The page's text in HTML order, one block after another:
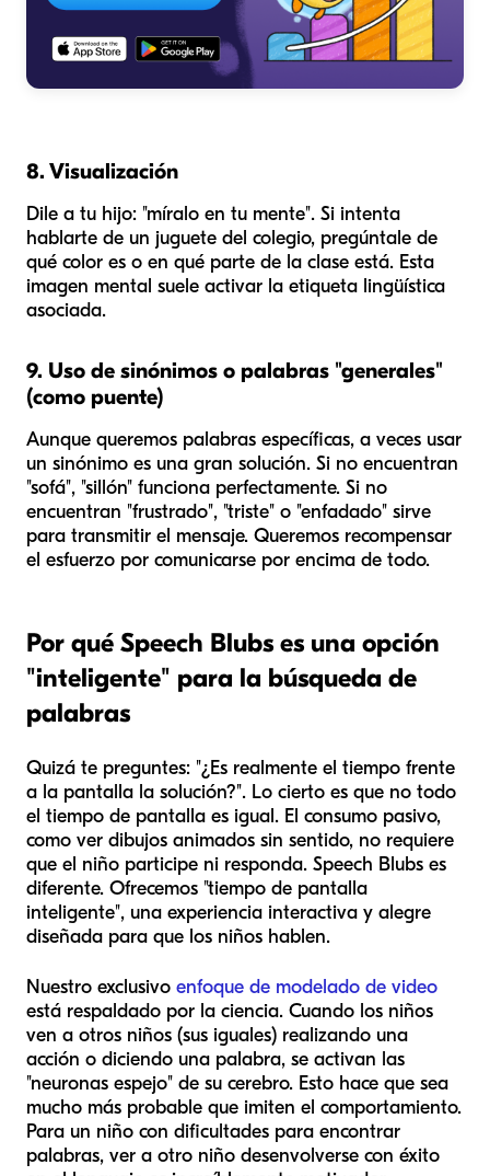
8. Visualización
Dile a tu hijo: "míralo en tu mente". Si intenta
hablarte de un juguete del colegio, pregúntale de
qué color es o en qué parte de la clase está. Esta
imagen mental suele activar la etiqueta lingüística
asociada.
9. Uso de sinónimos o palabras "generales"
(como puente)
Aunque queremos palabras específicas, a veces usar
un sinónimo es una gran solución. Si no encuentran
"sofá", "sillón" funciona perfectamente. Si no
encuentran "frustrado", "triste" o "enfadado" sirve
para transmitir el mensaje. Queremos recompensar
el esfuerzo por comunicarse por encima de todo.
Por qué Speech Blubs es una opción
"inteligente" para la búsqueda de
palabras
Quizá te preguntes: "¿Es realmente el tiempo frente
a la pantalla la solución?". Lo cierto es que no todo
el tiempo de pantalla es igual. El consumo pasivo,
como ver dibujos animados sin sentido, no requiere
que el niño participe ni responda. Speech Blubs es
diferente. Ofrecemos "tiempo de pantalla
inteligente", una experiencia interactiva y alegre
diseñada para que los niños hablen.
Nuestro exclusivo enfoque de modelado de video
está respaldado por la ciencia. Cuando los niños
ven a otros niños (sus iguales) realizando una
acción o diciendo una palabra, se activan las
"neuronas espejo" de su cerebro. Esto hace que sea
mucho más probable que imiten el comportamiento.
Para un niño con dificultades para encontrar
palabras, ver a otro niño desenvolverse con éxito